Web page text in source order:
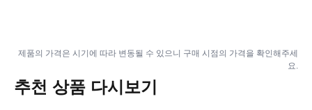
제품의 가격은 시기에 따라 변동될 수 있으니 구매 시점의 가격을 확인해주세
요.
추천 상품 다시보기